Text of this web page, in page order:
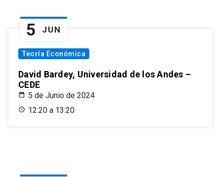
5 JUN
Teoría Económica
David Bardey, Universidad de los Andes –
CEDE
5 de Junio de 2024
12:20 a 13:20